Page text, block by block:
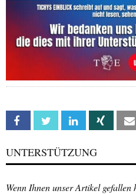
Facebook Twitter Linkedin Xing
UNTERSTÜTZUNG
Wenn Ihnen unser Artikel